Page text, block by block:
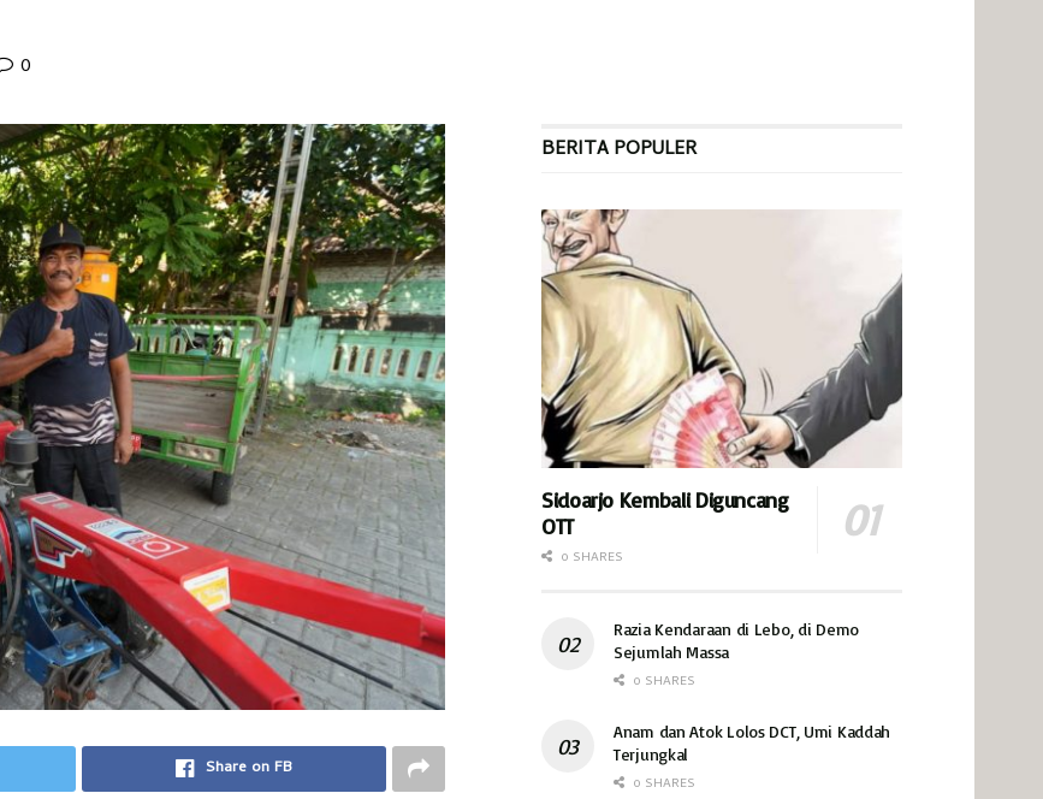
0
Share on FB
BERITA POPULER
Sidoarjo Kembali Diguncang
OTT
0 SHARES
Razia Kendaraan di Lebo, di Demo
Sejumlah Massa
0 SHARES
Anam dan Atok Lolos DCT, Umi Kaddah
Terjungkal
0 SHARES